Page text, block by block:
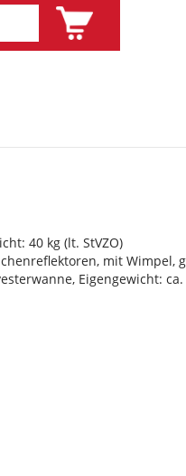
40 kg (lt. StVZO)
mit Wimpel,
Eigengewicht: ca.